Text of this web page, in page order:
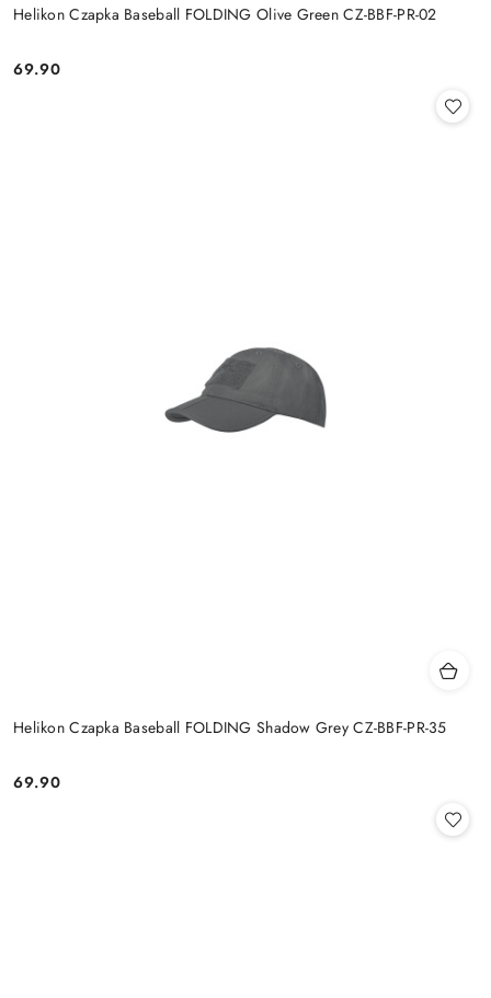
Helikon Czapka Baseball FOLDING Olive Green CZ-BBF-PR-02
Cena:
69.90
Helikon Czapka Baseball FOLDING Shadow Grey CZ-BBF-PR-35
Cena:
69.90